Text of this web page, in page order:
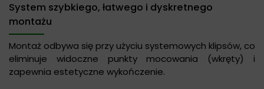
System szybkiego, łatwego i dyskretnego
montażu
Montaż odbywa się przy użyciu systemowych klipsów, co
eliminuje widoczne punkty mocowania (wkręty) i
zapewnia estetyczne wykończenie.